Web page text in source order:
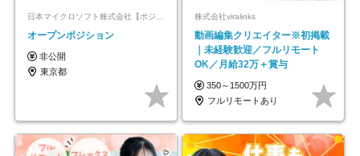
日本マイクロソフト株式会社【ポジションマッチ登録】
オープンポジション
非公開
東京都
株式会社viralinks
動画編集クリエイター※初掲載
｜未経験歓迎／フルリモート
OK／月給32万＋賞与
350～1500万円
フルリモートあり